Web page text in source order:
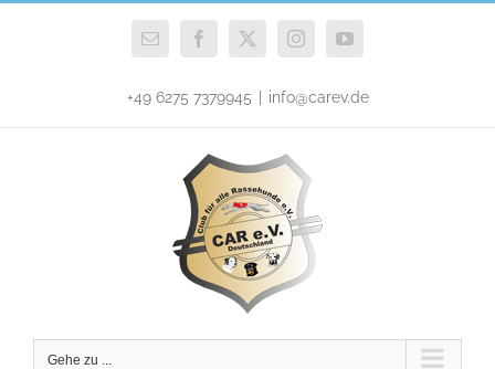
E-
Facebook
X InstagramYouTube
+49 6275 7379945 info@carev.de
Gehe zu ...